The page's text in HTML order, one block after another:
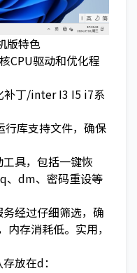
版特色
驱动和优化程
丁/inter I3 I5 i7系
库支持文件，确保
具，包括一键恢
、dm、密码重设等
经过仔细筛选，确
存消耗低。实用，
放在d：